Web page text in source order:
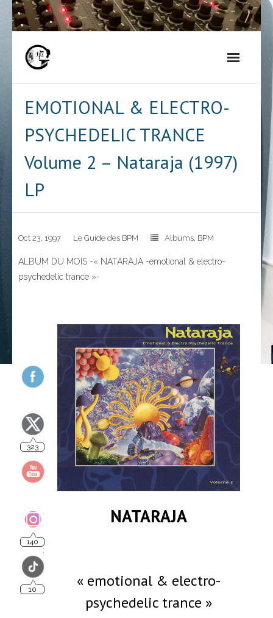
Skip
to
EMOTIONAL & ELECTRO-
PSYCHEDELIC TRANCE
Volume 2 – Nataraja (1997)
LP
Oct 23, 1997 Le Guide des BPM Albums, BPM
ALBUM DU MOIS -« NATARAJA -emotional & electro-
psychedelic trance »-
NATARAJA
:
« emotional & electro-
psychedelic trance »
10